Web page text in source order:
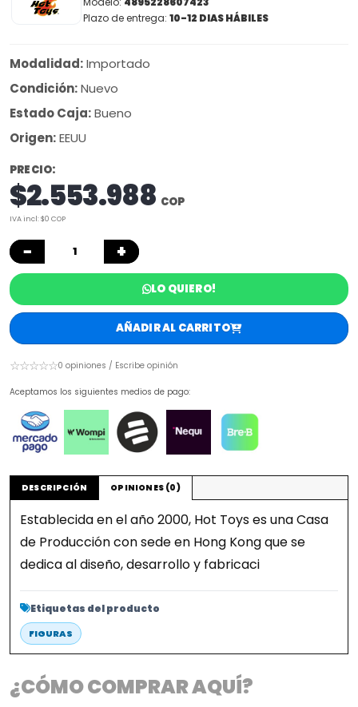
Plazo de entrega: 10-12 DIAS HÁBILES
Modalidad:Importado
Condición:Nuevo
Estado Caja:Bueno
Origen:EEUU
PRECIO:
$2.553.988 COP
IVA incl: $0 COP
− +
LO QUIERO!
AÑADIR AL CARRITO
☆☆☆☆☆0 opiniones / Escribe opinión
Aceptamos los siguientes medios de pago:
DESCRIPCIÓN OPINIONES (0)
Establecida en el año 2000, Hot Toys es una Casa
de Producción con sede en Hong Kong que se
dedica al diseño, desarrollo y fabricaci
Etiquetas del producto
FIGURAS
¿CÓMO COMPRAR AQUÍ?